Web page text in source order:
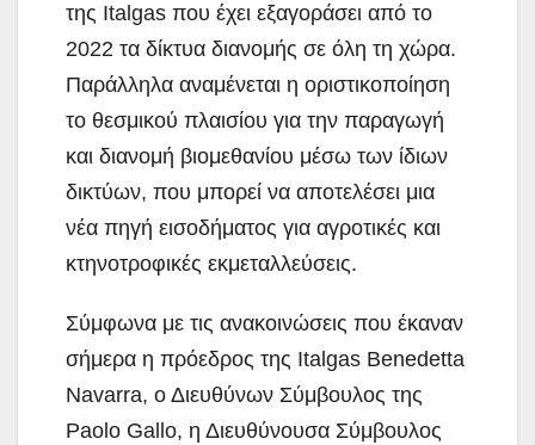
της Italgas που έχει εξαγοράσει από το
2022 τα δίκτυα διανομής σε όλη τη χώρα.
Παράλληλα αναμένεται η οριστικοποίηση
το θεσμικού πλαισίου για την παραγωγή
και διανομή βιομεθανίου μέσω των ίδιων
δικτύων, που μπορεί να αποτελέσει μια
νέα πηγή εισοδήματος για αγροτικές και
κτηνοτροφικές εκμεταλλεύσεις.
Σύμφωνα με τις ανακοινώσεις που έκαναν
σήμερα η πρόεδρος της Italgas Benedetta
Navarra, ο Διευθύνων Σύμβουλος της
Paolo Gallo, η Διευθύνουσα Σύμβουλος